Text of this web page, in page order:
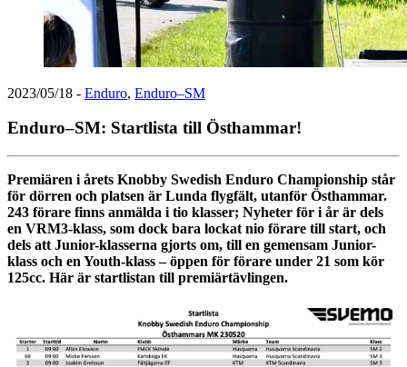
2023/05/18 - Enduro, Enduro–SM
Enduro–SM: Startlista till Östhammar!
Premiären i årets Knobby Swedish Enduro Championship står
för dörren och platsen är Lunda flygfält, utanför Östhammar.
243 förare finns anmälda i tio klasser; Nyheter för i år är dels
en VRM3-klass, som dock bara lockat nio förare till start, och
dels att Junior-klasserna gjorts om, till en gemensam Junior-
klass och en Youth-klass – öppen för förare under 21 som kör
125cc. Här är startlistan till premiärtävlingen.